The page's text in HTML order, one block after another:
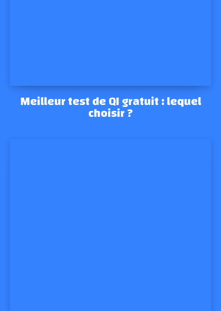
Meilleur test de QI gratuit : lequel
choisir ?